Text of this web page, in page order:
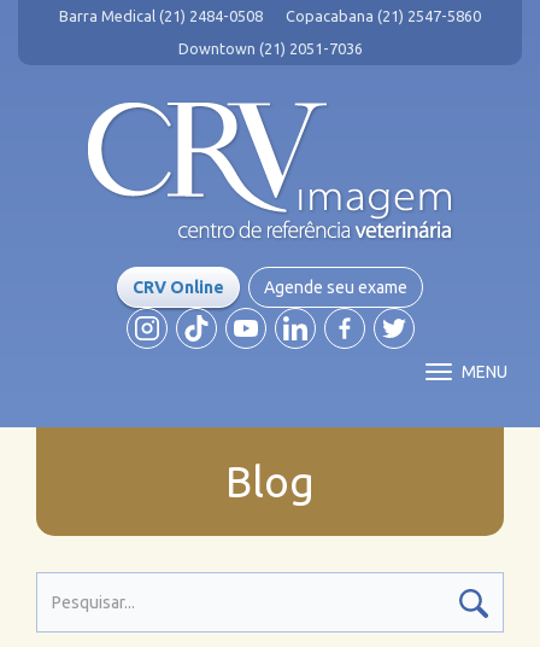
Barra Medical (21) 2484-0508
Copacabana (21) 2547-5860
Downtown (21) 2051-7036
CRV Online Agende seu exame
MENU
Blog